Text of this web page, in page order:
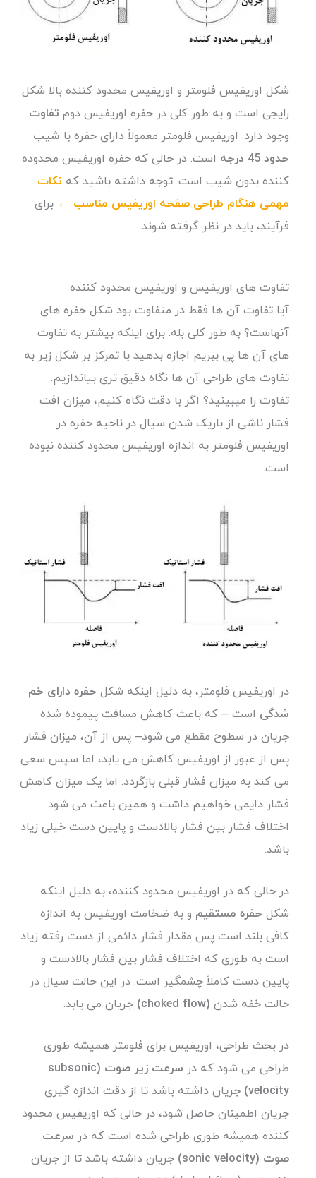
شکل اوریفیس فلومتر و اوریفیس محدود کننده بالا شکل
رایجی است و به طور کلی در حفره اوریفیس دوم تفاوت
وجود دارد. اوریفیس فلومتر معمولاً دارای حفره با شیب
حدود 45 درجه
است. در حالی که حفره اوریفیس محدوده
کننده بدون شیب است. توجه داشته باشید که نکات
مهمی هنگام طراحی صفحه اوریفیس مناسب ← برای
فرآیند، باید در نظر گرفته شوند.
تفاوت های اوریفیس و اوریفیس محدود کننده
آیا تفاوت آن ها فقط در متفاوت بود شکل حفره های
آنهاست؟ به طور کلی بله. برای اینکه بیشتر به تفاوت
های آن ها پی ببریم اجازه بدهید با تمرکز بر شکل زیر به
تفاوت های طراحی آن ها نگاه دقیق تری بیاندازیم.
تفاوت را میبینید؟ اگر با دقت نگاه کنیم، میزان افت
فشار ناشی از باریک شدن سیال در ناحیه حفره در
اوریفیس فلومتر به اندازه اوریفیس محدود کننده نبوده
است.
در اوریفیس فلومتر، به دلیل اینکه شکل حفره دارای خم
شدگی است – که باعث کاهش مسافت پیموده شده
جریان در سطوح مقطع می شود– پس از آن، میزان فشار
پس از عبور از اوریفیس کاهش می یابد، اما سپس سعی
می کند به میزان فشار قبلی بازگردد. اما یک میزان کاهش
فشار دایمی خواهیم داشت و همین باعث می شود
اختلاف فشار بین فشار بالادست و پایین دست خیلی زیاد
باشد.
در حالی که در اوریفیس محدود کننده، به دلیل اینکه
شکل حفره مستقیم و به ضخامت اوریفیس به اندازه
کافی بلند است پس مقدار فشار دائمی از دست رفته زیاد
است به طوری که اختلاف فشار بین فشار بالادست و
پایین دست کاملاً چشمگیر است. در این حالت سیال در
حالت خفه شدن (choked flow) جریان می یابد.
در بحث طراحی، اوریفیس برای فلومتر همیشه طوری
طراحی می شود که در
سرعت زیر صوت (subsonic
velocity) جریان داشته باشد تا از دقت اندازه گیری
جریان اطمینان حاصل شود، در حالی که اوریفیس محدود
کننده همیشه طوری طراحی شده است که در سرعت
صوت (sonic velocity)
جریان داشته باشد تا از جریان